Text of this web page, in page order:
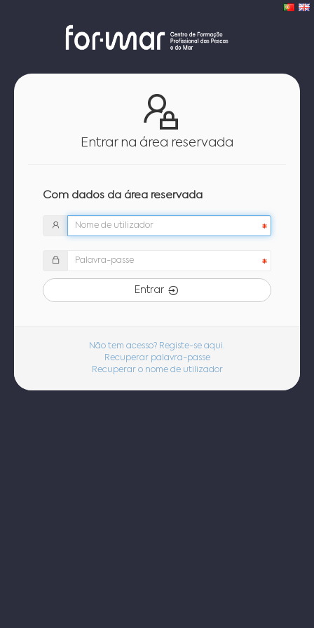
Entrar na área reservada
Com dados da área reservada
Entrar
Não tem acesso? Registe-se aqui.
Recuperar palavra-passe
Recuperar o nome de utilizador